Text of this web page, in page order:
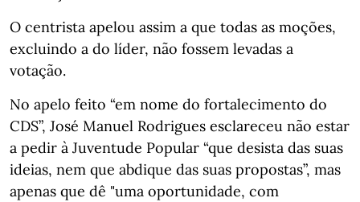
O centrista apelou assim a que todas as moções,
excluindo a do líder, não fossem levadas a
votação.
No apelo feito “em nome do fortalecimento do
CDS”, José Manuel Rodrigues esclareceu não estar
a pedir à Juventude Popular “que desista das suas
ideias, nem que abdique das suas propostas”, mas
apenas que dê "uma oportunidade, com